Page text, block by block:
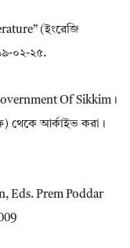
(ইংরেজি
০২-২৫.
Of Sikkim।
থেকে আর্কাইভ করা।
Eds. Prem Poddar